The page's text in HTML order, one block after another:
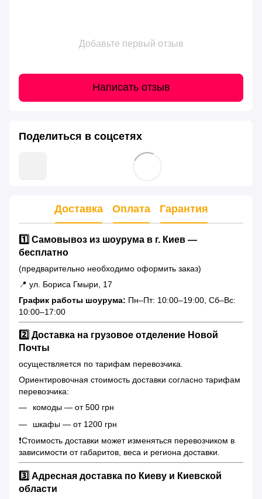
Добавьте первый отзыв
Написать отзыв
Поделиться в соцсетях
Доставка Оплата Гарантия
1️⃣ Самовывоз из шоурума в г. Киев —
бесплатно
(предварительно необходимо оформить заказ)
📍 ул. Бориса Гмыри, 17
График работы шоурума: Пн–Пт: 10:00–19:00, Сб–Вс:
10:00–17:00
2️⃣ Доставка на грузовое отделение Новой
Почты
осуществляется по тарифам перевозчика.
Ориентировочная стоимость доставки согласно тарифам
перевозчика:
комоды — от 500 грн
шкафы — от 1200 грн
❗️Стоимость доставки может изменяться перевозчиком в
зависимости от габаритов, веса и региона доставки.
3️⃣ Адресная доставка по Киеву и Киевской
области